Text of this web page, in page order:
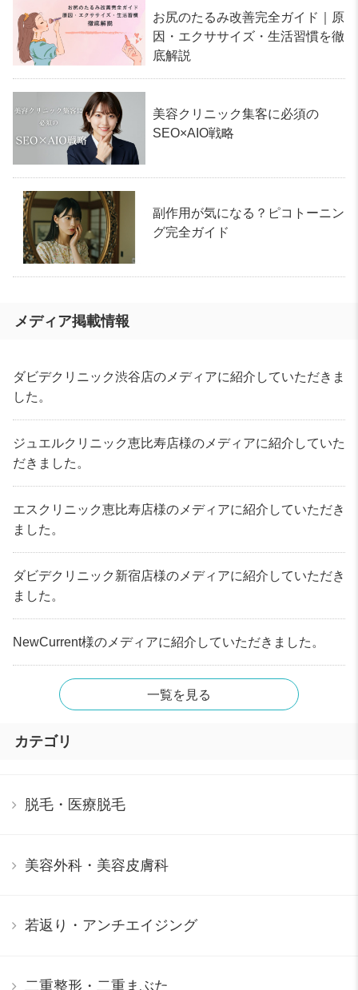
お尻のたるみ改善完全ガイド｜原
因・エクササイズ・生活習慣を徹
底解説
美容クリニック集客に必須の
SEO×AIO戦略
副作用が気になる？ピコトーニン
グ完全ガイド
メディア掲載情報
ダビデクリニック渋谷店のメディアに紹介していただきま
した。
ジュエルクリニック恵比寿店様のメディアに紹介していた
だきました。
エスクリニック恵比寿店様のメディアに紹介していただき
ました。
ダビデクリニック新宿店様のメディアに紹介していただき
ました。
NewCurrent様のメディアに紹介していただきました。
一覧を見る
カテゴリ
脱毛・医療脱毛
美容外科・美容皮膚科
若返り・アンチエイジング
二重整形・二重まぶた